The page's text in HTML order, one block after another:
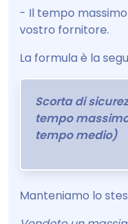
- Il tempo
vostro fornitore.
La formula è la
Scorta di
tempo
tempo medio)
Manteniamo lo